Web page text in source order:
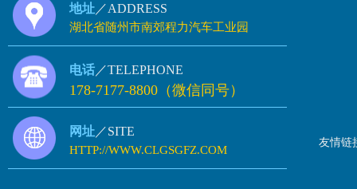
地址 ／ADDRESS
湖北省随州市南郊程力汽车工业园
电话 ／TELEPHONE
178-7177-8800（微信同号）
网址 ／SITE
HTTP://WWW.CLGSGFZ.COM
友情链